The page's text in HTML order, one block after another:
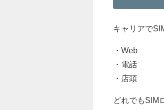
キャリアで
・Web
・電話
・店頭
どれでもSIM